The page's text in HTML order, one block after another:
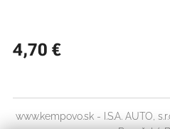
4,70 €
www.kempovo.sk - I.S.A. AUTO,